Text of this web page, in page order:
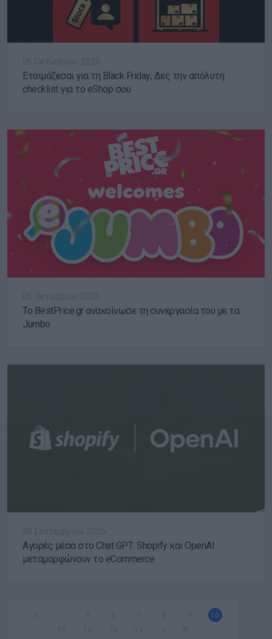
Ετοιμάζεσαι για τη Black Friday; Δες την απόλυτη
checklist για το eShop σου
Το BestPrice.gr ανακοίνωσε τη συνεργασία του με τα
Jumbo
Αγορές μέσα στο Chat GPT: Shopify και OpenAI
μεταμορφώνουν το eCommerce
10